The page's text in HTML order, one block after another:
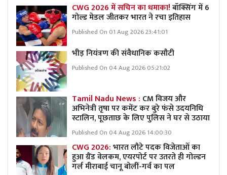
CWG 2026 में सचिन का धमाका!बॉक्सिंग में 6
गोल्ड मेडल जीतकर भारत ने रचा इतिहास
Published On 01 Aug 2026 23:41:01
भीड़ नियंत्रण की संवैधानिक कसौटी
Published On 04 Aug 2026 05:21:02
Tamil Nadu News : CM विजय और
अभिनेत्री तृषा पर कमेंट कर बुरे फंसे उदयनिधि
स्टालिन, पूछताछ के लिए पुलिस ने घर से उठाया
Published On 04 Aug 2026 14:00:30
CWG 2026:भारत लौटे पदक विजेताओं का
हुआ ग्रैंड वेलकम, एयरपोर्ट पर उतरते ही गोल्डन
गर्ल मीराबाई चानू बोलीं-गर्व का पल